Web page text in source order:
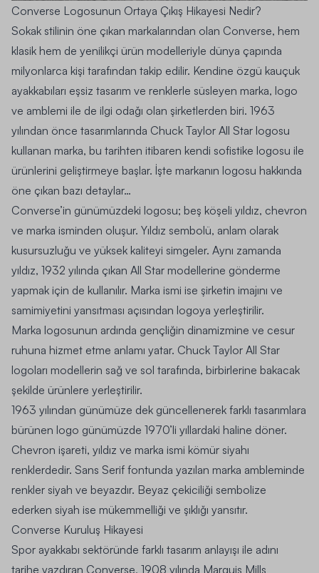
Converse Logosunun Ortaya Çıkış Hikayesi Nedir?
Sokak stilinin öne çıkan markalarından olan Converse, hem
klasik hem de yenilikçi ürün modelleriyle dünya çapında
milyonlarca kişi tarafından takip edilir. Kendine özgü kauçuk
ayakkabıları eşsiz tasarım ve renklerle süsleyen marka, logo
ve amblemi ile de ilgi odağı olan şirketlerden biri. 1963
yılından önce tasarımlarında Chuck Taylor All Star logosu
kullanan marka, bu tarihten itibaren kendi sofistike logosu ile
ürünlerini geliştirmeye başlar. İşte markanın logosu hakkında
öne çıkan bazı detaylar…
Converse’in günümüzdeki logosu; beş köşeli yıldız, chevron
ve marka isminden oluşur. Yıldız sembolü, anlam olarak
kusursuzluğu ve yüksek kaliteyi simgeler. Aynı zamanda
yıldız, 1932 yılında çıkan All Star modellerine gönderme
yapmak için de kullanılır. Marka ismi ise şirketin imajını ve
samimiyetini yansıtması açısından logoya yerleştirilir.
Marka logosunun ardında gençliğin dinamizmine ve cesur
ruhuna hizmet etme anlamı yatar. Chuck Taylor All Star
logoları modellerin sağ ve sol tarafında, birbirlerine bakacak
şekilde ürünlere yerleştirilir.
1963 yılından günümüze dek güncellenerek farklı tasarımlara
bürünen logo günümüzde 1970’li yıllardaki haline döner.
Chevron işareti, yıldız ve marka ismi kömür siyahı
renklerdedir. Sans Serif fontunda yazılan marka ambleminde
renkler siyah ve beyazdır. Beyaz çekiciliği sembolize
ederken siyah ise mükemmelliği ve şıklığı yansıtır.
Converse Kuruluş Hikayesi
Spor ayakkabı sektöründe farklı tasarım anlayışı ile adını
tarihe yazdıran Converse, 1908 yılında Marquis Mills